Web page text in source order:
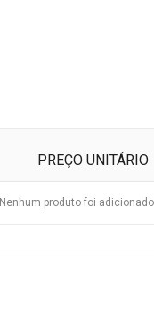
PREÇO UNITÁRIO
Nenhum produto foi